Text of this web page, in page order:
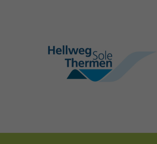
hellweg-sole-
thermen.de